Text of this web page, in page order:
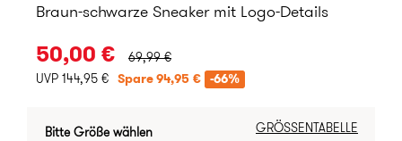
Braun-schwarze Sneaker mit Logo-Details
50,00 € URSPRÜNGLICHER PREIS:
69,99 €
UVP 144,95 €
Spare 94,95 € -66%
GRÖSSENTABELLE
Bitte Größe wählen